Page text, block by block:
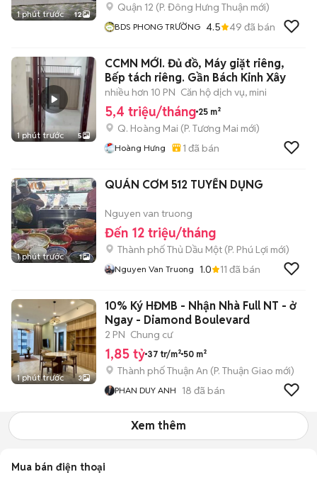
1 phút trước 12
Quận 12 (P. Đông Hưng Thuận mới)
BDS PHONG TRƯỜNG 4.5 49 đã bán
1 phút trước 5
CCMN MỚI. Đủ đồ, Máy giặt riêng,
Bếp tách riêng. Gần Bách Kinh Xây
nhiều hơn 10 PN Căn hộ dịch vụ, mini
5,4 triệu/tháng 25 m²
Q. Hoàng Mai (P. Tương Mai mới)
Hoàng Hưng 1 đã bán
1 phút trước 1
QUÁN CƠM 512 TUYỂN DỤNG
Nguyen van truong
Đến 12 triệu/tháng
Thành phố Thủ Dầu Một (P. Phú Lợi mới)
Nguyen Van Truong 1.0 11 đã bán
1 phút trước 3
10% Ký HĐMB - Nhận Nhà Full NT - ở
Ngay - Diamond Boulevard
2 PN Chung cư
1,85 tỷ 37 tr/m² 50 m²
Thành phố Thuận An (P. Thuận Giao mới)
PHAN DUY ANH 18 đã bán
Xem thêm
Mua bán điện thoại